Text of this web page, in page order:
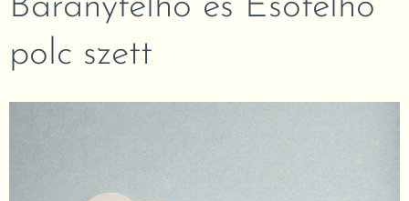
Bárányfelhő és Esőfelhő
polc szett